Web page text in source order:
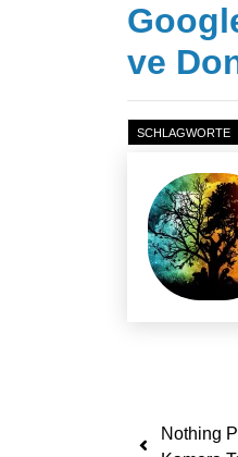
ve
SCHLAGWORTE
Yazı
Nothing